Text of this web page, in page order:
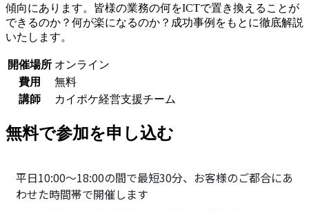
傾向にあります。皆様の業務の何をICTで置き換えることが
できるのか？何が楽になるのか？成功事例をもとに徹底解説
いたします。
開催場所 オンライン
費用
無料
講師
カイポケ経営支援チーム
無料で参加を申し込む